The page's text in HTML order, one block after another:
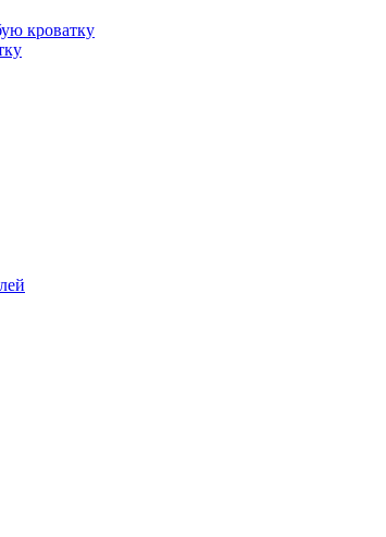
кроватку